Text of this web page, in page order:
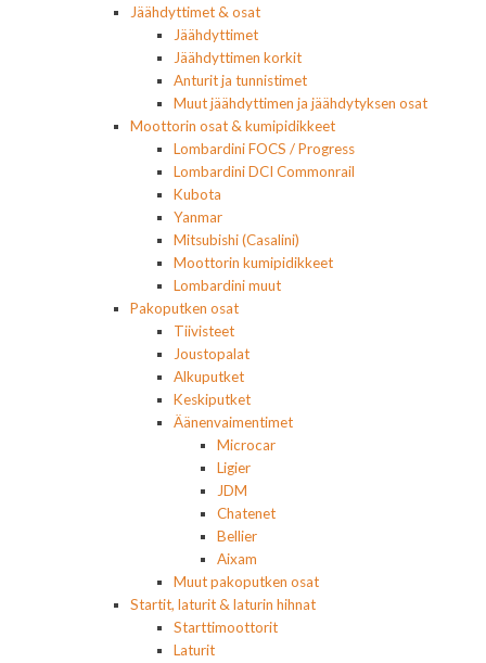
Jäähdyttimet & osat
Jäähdyttimet
Jäähdyttimen korkit
Anturit ja tunnistimet
Muut jäähdyttimen ja jäähdytyksen osat
Moottorin osat & kumipidikkeet
Lombardini FOCS / Progress
Lombardini DCI Commonrail
Kubota
Yanmar
Mitsubishi (Casalini)
Moottorin kumipidikkeet
Lombardini muut
Pakoputken osat
Tiivisteet
Joustopalat
Alkuputket
Keskiputket
Äänenvaimentimet
Microcar
Ligier
JDM
Chatenet
Bellier
Aixam
Muut pakoputken osat
Startit, laturit & laturin hihnat
Starttimoottorit
Laturit